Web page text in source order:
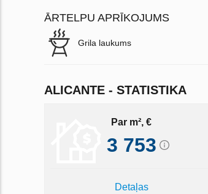
ĀRTELPU APRĪKOJUMS
Grila laukums
ALICANTE - STATISTIKA
Par m², €
3 753
Detaļas